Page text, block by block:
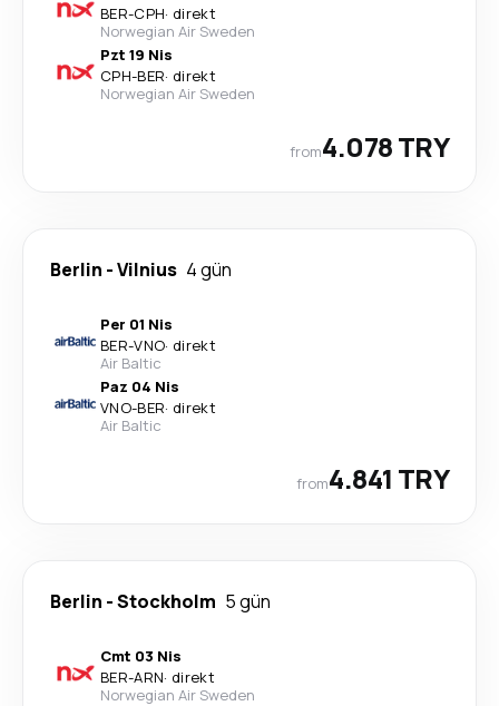
BER-CPH· direkt
Norwegian Air Sweden
Pzt 19 Nis
CPH-BER· direkt
Norwegian Air Sweden
from4.078 TRY
Berlin -Vilnius 4 gün
Per 01 Nis
BER-VNO· direkt
Air Baltic
Paz 04 Nis
VNO-BER· direkt
Air Baltic
from4.841 TRY
Berlin -Stockholm 5 gün
Cmt 03 Nis
BER-ARN· direkt
Norwegian Air Sweden